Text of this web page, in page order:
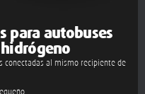
conectadas al mismo recipiente de